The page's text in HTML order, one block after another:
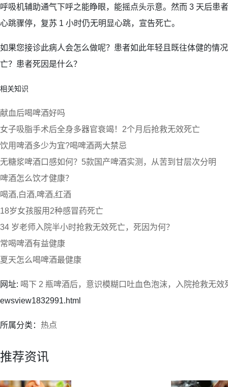
呼吸机辅助通气下呼之能睁眼，能摇点头示意。然而 3 天后患
心跳骤停，复苏 1 小时仍无明显心跳，宣告死亡。
如果您接诊此病人会怎么做呢？患者如此年轻且既往体健的情
亡？患者死因是什么？
相关知识
献血后喝啤酒好吗
女子吸脂手术后全身多器官衰竭！2个月后抢救无效死亡
饮用啤酒多少为宜?喝啤酒两大禁忌
无糖浆啤酒口感如何？5款国产啤酒实测，从苦到甘层次分明
啤酒怎么饮才健康？
喝酒,白酒,啤酒,红酒
18岁女孩服用2种感冒药死亡
34 岁老师入院半小时抢救无效死亡，死因为何？
常喝啤酒有益健康
夏天怎么喝啤酒最健康
网址: 喝下 2 瓶啤酒后，意识模糊口吐血色泡沫，入院抢救无效
ewsview1832991.html
所属分类： 热点
推荐资讯